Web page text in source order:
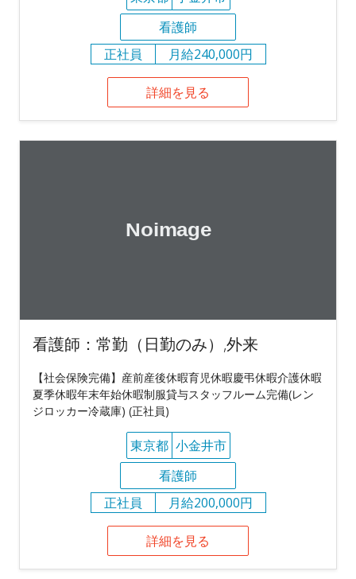
看護師
正社員
月給240,000円
詳細を見る
看護師：常勤（日勤のみ）,外来
【社会保険完備】産前産後休暇育児休暇慶弔休暇介護休暇
夏季休暇年末年始休暇制服貸与スタッフルーム完備(レン
ジロッカー冷蔵庫) (正社員)
東京都 小金井市
看護師
正社員
月給200,000円
詳細を見る